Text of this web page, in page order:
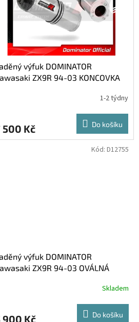
výfuk DOMINATOR
ZX9R 94-03 KONCOVKA
1-2 týdny
500 Kč Do košíku
výfuk DOMINATOR
ZX9R 94-03 OVÁLNÁ
Skladem
900 Kč Do košíku
Kód: D12755